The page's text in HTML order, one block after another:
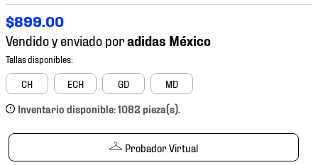
$899.00
Vendido y enviado por
CH ECH GD MD
Inventario disponible: 1082 pieza(s).
Probador Virtual
7.
mochilas
8.
chivas
9.
tenis niño
10. tenis nike